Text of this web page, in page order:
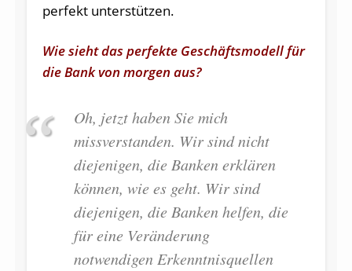
perfekt unterstützen.
Wie sieht das perfekte Geschäftsmodell für
die Bank von morgen aus?
Oh, jetzt haben Sie mich
missverstanden. Wir sind nicht
diejenigen, die Banken erklären
können, wie es geht. Wir sind
diejenigen, die Banken helfen, die
für eine Veränderung
notwendigen Erkenntnisquellen